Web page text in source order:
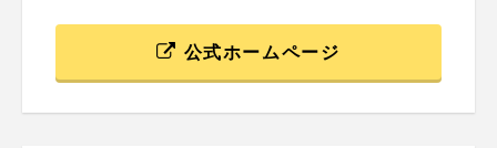
公式ホームページ